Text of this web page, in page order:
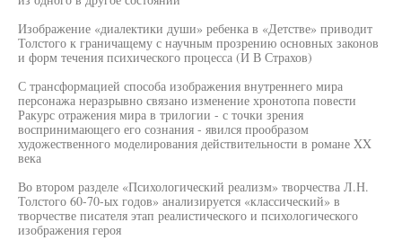
Изображение «диалектики души» ребенка в «Детстве» приводит
Толстого к граничащему с научным прозрению основных законов
и форм течения психического процесса (И В Страхов)
С трансформацией способа изображения внутреннего мира
персонажа неразрывно связано изменение хронотопа повести
Ракурс отражения мира в трилогии - с точки зрения
воспринимающего его сознания - явился прообразом
художественного моделирования действительности в романе XX
века
Во втором разделе «Психологический реализм» творчества Л.Н.
Толстого 60-70-ых годов» анализируется «классический» в
творчестве писателя этап реалистического и психологического
изображения героя